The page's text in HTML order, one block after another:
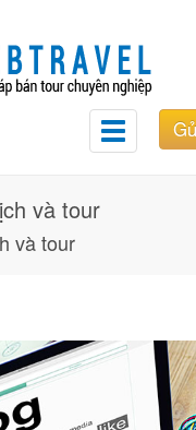
Toggle
navigation
và tour
và tour